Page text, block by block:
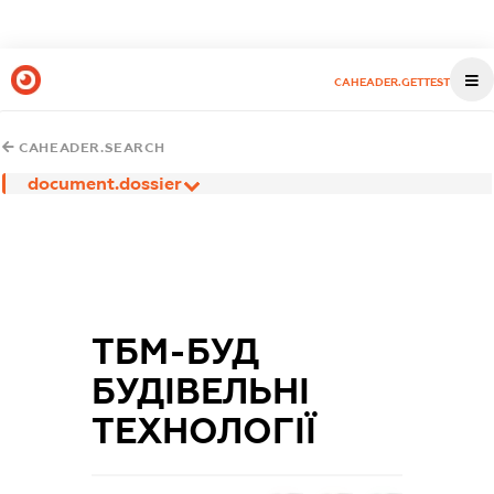
CAHEADER.GETTEST
CAHEADER.SEARCH
document.dossier
ТБМ-БУД
БУДІВЕЛЬНІ
ТЕХНОЛОГІЇ